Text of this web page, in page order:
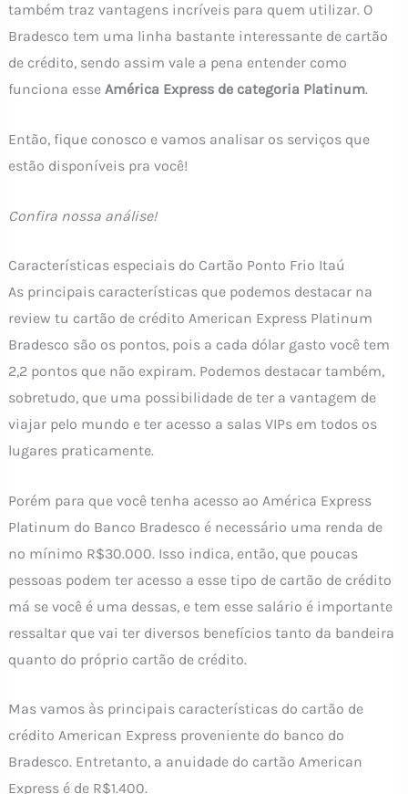
também traz vantagens incríveis para quem utilizar. O
Bradesco tem uma linha bastante interessante de cartão
de crédito, sendo assim vale a pena entender como
funciona esse América Express de categoria Platinum.
Então, fique conosco e vamos analisar os serviços que
estão disponíveis pra você!
Confira nossa análise!
Características especiais do Cartão Ponto Frio Itaú
As principais características que podemos destacar na
review tu cartão de crédito American Express Platinum
Bradesco são os pontos, pois a cada dólar gasto você tem
2,2 pontos que não expiram. Podemos destacar também,
sobretudo, que uma possibilidade de ter a vantagem de
viajar pelo mundo e ter acesso a salas VIPs em todos os
lugares praticamente.
Porém para que você tenha acesso ao América Express
Platinum do Banco Bradesco é necessário uma renda de
no mínimo R$30.000. Isso indica, então, que poucas
pessoas podem ter acesso a esse tipo de cartão de crédito
má se você é uma dessas, e tem esse salário é importante
ressaltar que vai ter diversos benefícios tanto da bandeira
quanto do próprio cartão de crédito.
Mas vamos às principais características do cartão de
crédito American Express proveniente do banco do
Bradesco. Entretanto, a anuidade do cartão American
Express é de R$1.400.